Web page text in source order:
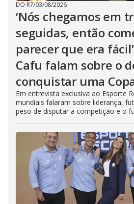
DO R7/03/08/2026
‘Nós chegamos em
seguidas, então
parecer que era
Cafu falam sobre o
conquistar uma
Em entrevista exclusiva ao Esporte
mundiais falaram sobre liderança,
peso de disputar a competição e o